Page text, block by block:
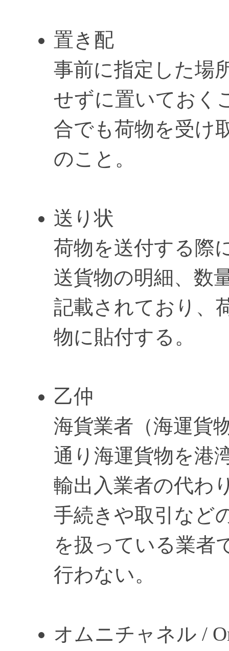
置き配
事前に指定した場
せずに置いておく
合でも荷物を受け
のこと。
送り状
荷物を送付する際
送貨物の明細、数
記載されており、
物に貼付する。
乙仲
海貨業者（海運貨
通り海運貨物を港
輸出入業者の代わ
手続きや取引など
を扱っている業者
行わない。
オムニチャネル /